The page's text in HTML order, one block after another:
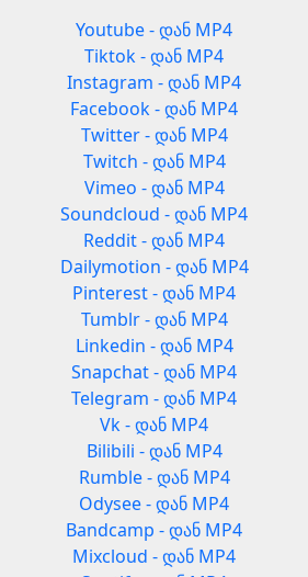
Youtube - დან MP4
Tiktok - დან MP4
Instagram - დან MP4
Facebook - დან MP4
Twitter - დან MP4
Twitch - დან MP4
Vimeo - დან MP4
Soundcloud - დან MP4
Reddit - დან MP4
Dailymotion - დან MP4
Pinterest - დან MP4
Tumblr - დან MP4
Linkedin - დან MP4
Snapchat - დან MP4
Telegram - დან MP4
Vk - დან MP4
Bilibili - დან MP4
Rumble - დან MP4
Odysee - დან MP4
Bandcamp - დან MP4
Mixcloud - დან MP4